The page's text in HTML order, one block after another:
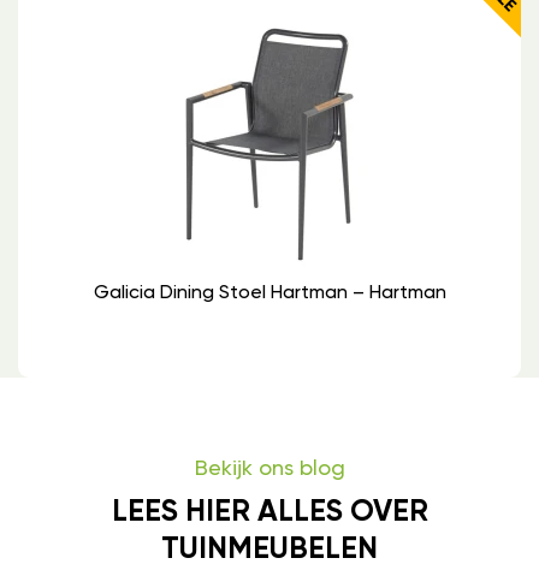
Galicia Dining Stoel Hartman – Hartman
Bekijk ons blog
LEES HIER ALLES OVER
TUINMEUBELEN